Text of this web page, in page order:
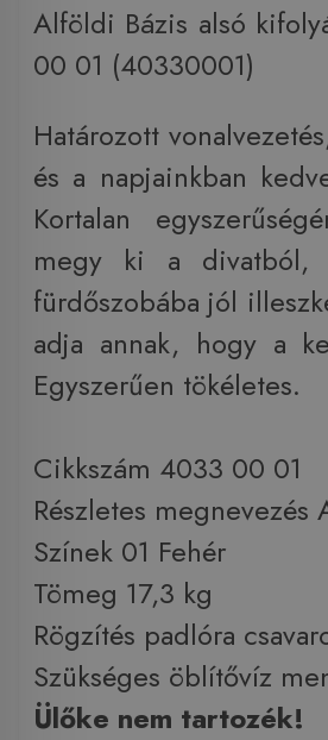
Alföldi Bázis alsó
00 01 (40330001)
Határozott
és a napjainkban
Kortalan
megy ki a divatból,
fürdőszobába jól
adja annak, hogy a
Egyszerűen tökéletes.
Cikkszám 4033 00 01
Részletes megnevezés
Színek 01 Fehér
Tömeg 17,3 kg
Rögzítés padlóra
Szükséges öblítővíz
Ülőke nem tartozék!